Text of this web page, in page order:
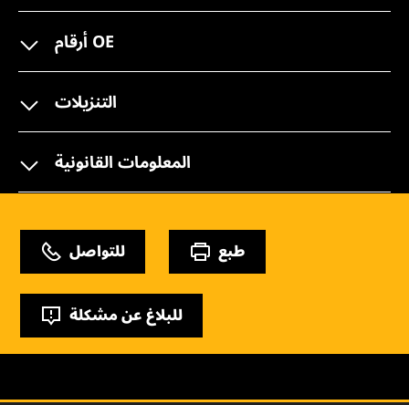
أرقام OE
التنزيلات
المعلومات القانونية
للتواصل طبع
للبلاغ عن مشكلة